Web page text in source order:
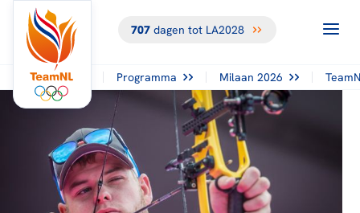
707dagen tot LA2028
Programma Milaan 2026
TERUG NAAR
OVERZICHT